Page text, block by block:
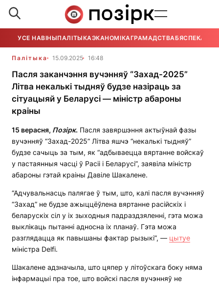
УСЕ НАВІНЫПАЛІТЫКАЭКАНОМІКАГРАМАДСТВАБЯСПЕКА
Палітыка 15.09.2025 16:48
Пасля заканчэння вучэнняў “Захад-2025”
Літва некалькі тыдняў будзе назіраць за
сітуацыяй у Беларусі — міністр абароны
краіны
15 верасня, Позірк. Пасля завяршэння актыўнай фазы
вучэнняў “Захад-2025” Літва яшчэ “некалькі тыдняў”
будзе сачыць за тым, як “адбываецца вяртанне войскаў
у пастаянныя часці ў Расіі і Беларусі”, заявіла міністр
абароны гэтай краіны Давіле Шакалене.
“Адчувальнасць палягае ў тым, што, калі пасля вучэнняў
“Захад” не будзе ажыццёўлена вяртанне расійскіх і
беларускіх сіл у іх зыходныя падраздзяленні, гэта можа
выклікаць пытанні адносна іх планаў. Гэта можа
разглядацца як павышаны фактар рызыкі”, — цытуе
міністра Delfi.
Шакалене адзначыла, што цяпер у літоўскага боку няма
інфармацыі пра тое, што войскі пасля вучэнняў не